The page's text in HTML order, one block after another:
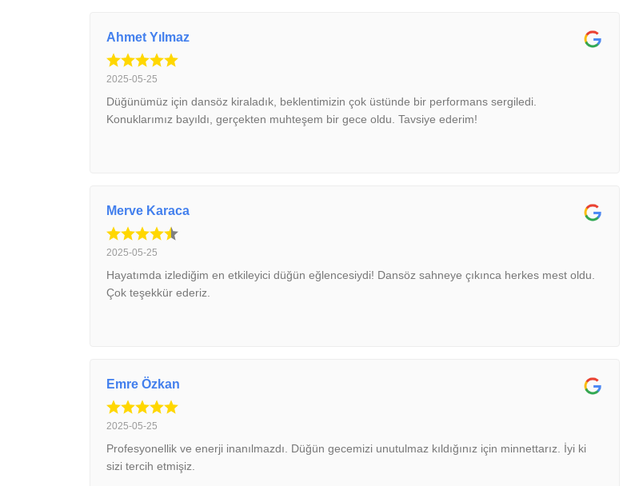
Ahmet Yılmaz
2025-05-25
Düğünümüz için dansöz kiraladık, beklentimizin çok üstünde bir performans sergiledi.
Konuklarımız bayıldı, gerçekten muhteşem bir gece oldu. Tavsiye ederim!
Merve Karaca
2025-05-25
Hayatımda izlediğim en etkileyici düğün eğlencesiydi! Dansöz sahneye çıkınca herkes mest oldu.
Çok teşekkür ederiz.
Emre Özkan
2025-05-25
Profesyonellik ve enerji inanılmazdı. Düğün gecemizi unutulmaz kıldığınız için minnettarız. İyi ki
sizi tercih etmişiz.